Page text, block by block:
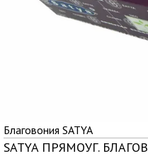
Благовония SATYA
SATYA ПРЯМОУГ.